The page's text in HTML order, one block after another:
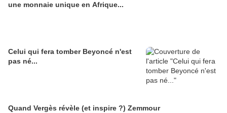
une monnaie unique en Afrique...
Celui qui fera tomber Beyoncé n'est
pas né...
Quand Vergès révèle (et inspire ?) Zemmour